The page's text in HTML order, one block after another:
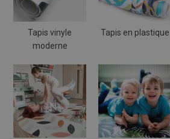
Tapis vinyle
moderne
Tapis en plastique